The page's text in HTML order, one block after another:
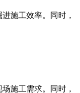
施工效率。同时，
施工需求。同时，